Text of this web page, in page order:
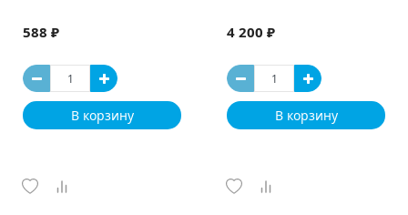
588 ₽
В корзину
4 200 ₽
В корзину